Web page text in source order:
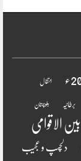
انتقال
برطانیہ بلوچستان
بین الاقوامی
دلچسپ و عجیب